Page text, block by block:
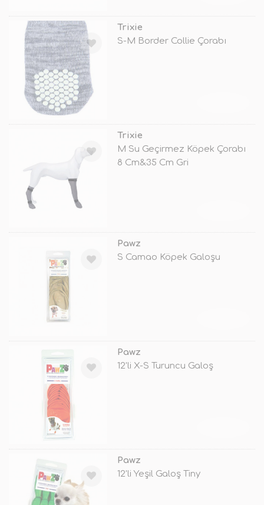
Trixie
S-M Border Collie Çorabı
Trixie
M Su Geçirmez Köpek Çorabı
8 Cm&35 Cm Gri
Pawz
S Camao Köpek Galoşu
Pawz
12'li X-S Turuncu Galoş
Pawz
12'li Yeşil Galoş Tiny